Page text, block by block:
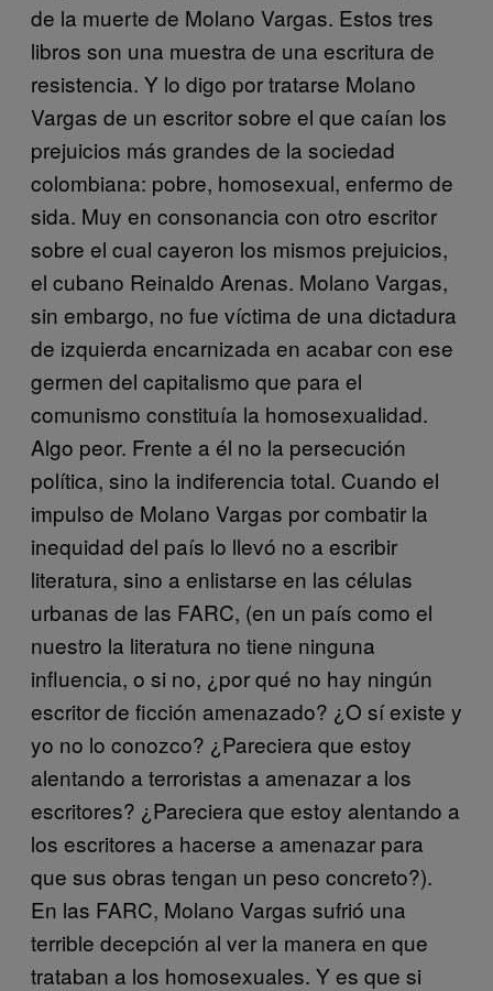
de la muerte de Molano Vargas. Estos tres
libros son una muestra de una escritura de
resistencia. Y lo digo por tratarse Molano
Vargas de un escritor sobre el que caían los
prejuicios más grandes de la sociedad
colombiana: pobre, homosexual, enfermo de
sida. Muy en consonancia con otro escritor
sobre el cual cayeron los mismos prejuicios,
el cubano Reinaldo Arenas. Molano Vargas,
sin embargo, no fue víctima de una dictadura
de izquierda encarnizada en acabar con ese
germen del capitalismo que para el
comunismo constituía la homosexualidad.
Algo peor. Frente a él no la persecución
política, sino la indiferencia total. Cuando el
impulso de Molano Vargas por combatir la
inequidad del país lo llevó no a escribir
literatura, sino a enlistarse en las células
urbanas de las FARC, (en un país como el
nuestro la literatura no tiene ninguna
influencia, o si no, ¿por qué no hay ningún
escritor de ficción amenazado? ¿O sí existe y
yo no lo conozco? ¿Pareciera que estoy
alentando a terroristas a amenazar a los
escritores? ¿Pareciera que estoy alentando a
los escritores a hacerse a amenazar para
que sus obras tengan un peso concreto?).
En las FARC, Molano Vargas sufrió una
terrible decepción al ver la manera en que
trataban a los homosexuales. Y es que si